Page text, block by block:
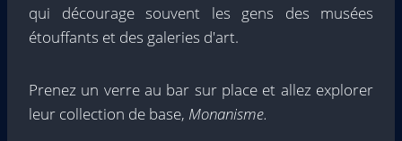
qui décourage souvent les gens des musées
étouffants et des galeries d'art.
Prenez un verre au bar sur place et allez explorer
leur collection de base, Monanisme.